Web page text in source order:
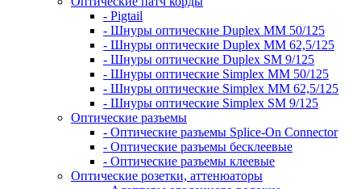
- Pigtail
- Шнуры оптические Duplex MM 50/125
- Шнуры оптические Duplex MM 62,5/125
- Шнуры оптические Duplex SM 9/125
- Шнуры оптические Simplex MM 50/125
- Шнуры оптические Simplex MM 62,5/125
- Шнуры оптические Simplex SM 9/125
Оптические разъемы
- Оптические разъемы Splice-On Connector
- Оптические разъемы бесклеевые
- Оптические разъемы клеевые
Оптические розетки, аттенюаторы